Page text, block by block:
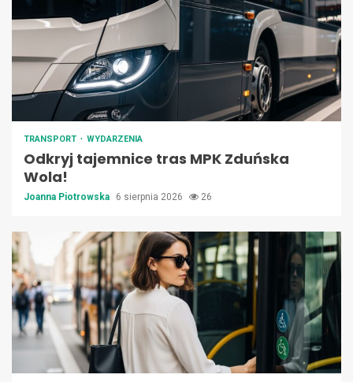
TRANSPORT WYDARZENIA
Odkryj tajemnice tras MPK Zduńska
Wola!
Joanna Piotrowska 6 sierpnia 2026 26